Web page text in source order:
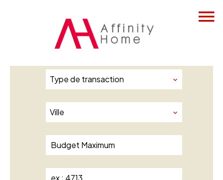
VOTRE RECHERCHE :
Type de transaction
Ville